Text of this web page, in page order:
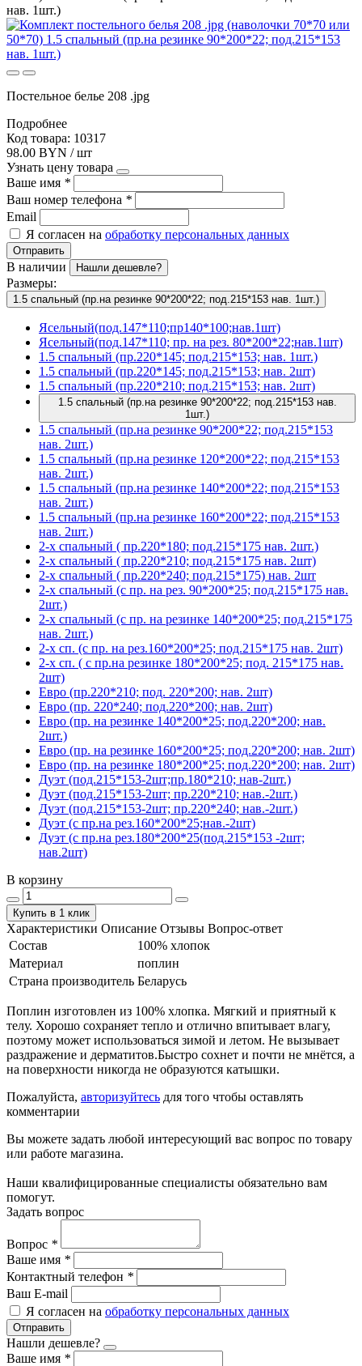
нав. 1шт.)
Постельное белье 208 .jpg
Подробнее
Код товара: 10317
98.00 BYN / шт
Узнать цену товара
Ваше имя *
Ваш номер телефона *
Email
Я согласен на обработку персональных данных
Отправить
В наличии Нашли дешевле?
Размеры:
1.5 спальный (пр.на резинке 90*200*22; под.215*153 нав. 1шт.)
Ясельный(под.147*110;пр140*100;нав.1шт)
Ясельный(под.147*110; пр. на рез. 80*200*22;нав.1шт)
1.5 спальный (пр.220*145; под.215*153; нав. 1шт.)
1.5 спальный (пр.220*145; под.215*153; нав. 2шт)
1.5 спальный (пр.220*210; под.215*153; нав. 2шт)
1.5 спальный (пр.на резинке 90*200*22; под.215*153 нав.
1шт.)
1.5 спальный (пр.на резинке 90*200*22; под.215*153
нав. 2шт.)
1.5 спальный (пр.на резинке 120*200*22; под.215*153
нав. 2шт.)
1.5 спальный (пр.на резинке 140*200*22; под.215*153
нав. 2шт.)
1.5 спальный (пр.на резинке 160*200*22; под.215*153
нав. 2шт.)
2-х спальный ( пр.220*180; под.215*175 нав. 2шт.)
2-х спальный ( пр.220*210; под.215*175 нав. 2шт)
2-х спальный ( пр.220*240; под.215*175) нав. 2шт
2-х спальный (с пр. на рез. 90*200*25; под.215*175 нав.
2шт.)
2-х спальный (с пр. на резинке 140*200*25; под.215*175
нав. 2шт.)
2-х сп. (с пр. на рез.160*200*25; под.215*175 нав. 2шт)
2-х сп. ( с пр.на резинке 180*200*25; под. 215*175 нав.
2шт)
Евро (пр.220*210; под. 220*200; нав. 2шт)
Евро (пр. 220*240; под.220*200; нав. 2шт)
Евро (пр. на резинке 140*200*25; под.220*200; нав.
2шт.)
Евро (пр. на резинке 160*200*25; под.220*200; нав. 2шт)
Евро (пр. на резинке 180*200*25; под.220*200; нав. 2шт)
Дуэт (под.215*153-2шт;пр.180*210; нав-2шт.)
Дуэт (под.215*153-2шт; пр.220*210; нав.-2шт.)
Дуэт (под.215*153-2шт; пр.220*240; нав.-2шт.)
Дуэт (с пр.на рез.160*200*25;нав.-2шт)
Дуэт (с пр.на рез.180*200*25(под.215*153 -2шт;
нав.2шт)
В корзину
Купить в 1 клик
Характеристики Описание Отзывы Вопрос-ответ
Состав
100% хлопок
Материал
поплин
Страна производитель Беларусь
Поплин изготовлен из 100% хлопка. Мягкий и приятный к
телу. Хорошо сохраняет тепло и отлично впитывает влагу,
поэтому может использоваться зимой и летом. Не вызывает
раздражение и дерматитов.Быстро сохнет и почти не мнётся, а
на поверхности никогда не образуются катышки.
Пожалуйста, авторизуйтесь для того чтобы оставлять
комментарии
Вы можете задать любой интересующий вас вопрос по товару
или работе магазина.
Наши квалифицированные специалисты обязательно вам
помогут.
Задать вопрос
Вопрос *
Ваше имя *
Контактный телефон *
Ваш E-mail
Я согласен на обработку персональных данных
Отправить
Нашли дешевле?
Ваше имя *